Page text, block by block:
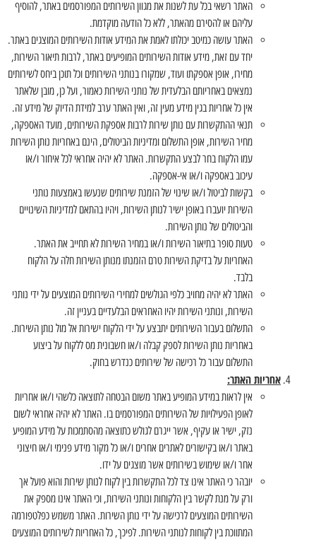
האתר רשאי בכל עת לשנות את מגוון השירותים המפורסמים באתר, להוסיף
עליהם או להסירם מהאתר, ללא כל הודעה מוקדמת.
האתר עושה כמיטב יכולתו לאמת את המידע אודות השירותים המוצגים באתר.
יחד עם זאת, מידע אודות השירותים המופיעים באתר, לרבות תיאור השירות,
מחירו, אופן אספקתו ועוד, שמקורו בנותני השירותים וכל תוכן ביחס לשירותים
נמצאים באחריותם הבלעדית של נותני השירות כאמור, ועל כן, מובן שלאתר
אין כל אחריות בגין מידע מעין זה, ואין האתר ערב למידת הדיוק של מידע זה.
תנאי ההתקשרות עם נותן שירות לרבות אספקת השירותים, מועד האספקה,
מחיר השירות, אופן התשלום ומדיניות הביטולים, הינם באחריות נותן השירות
עמו הלקוח בחר לבצע התקשרות. האתר לא יהיה אחראי לכל איחור ו/או
עיכוב באספקה ו/או אי-אספקה.
בקשות לביטול ו/או שינוי של הזמנת שירותים שנעשו באמצעות נותני
השירות יועברו באופן ישיר לנותן השירות, ויהיו בהתאם למדיניות השינויים
והביטולים של נותן השירות.
טעות סופר בתיאור השירות ו/או במחיר השירות לא תחייב את האתר.
האחריות על בדיקת השירות טרם הזמנתו מנותן השירות חלה על הלקוח
בלבד.
האתר לא יהיה מחויב כלפי הגולשים למחירי השירותים המוצעים על ידי נותני
השירות, ונותני השירות יהיו האחראים הבלעדיים בעניין זה.
התשלום בעבור השירותים יתבצע על ידי הלקוח ישירות אל מול נותן השירות.
באחריות נותן השירות לספק קבלה ו/או חשבונית מס ללקוח על ביצוע
התשלום עבור כל רכישה של שירותים כנדרש בחוק.
אחריות האתר:
אין לראות במידע המופיע באתר משום הבטחה לתוצאה כלשהי ו/או אחריות
לאופן הפעילויות של השירותים המפורסמים בו. האתר לא יהיה אחראי לשום
נזק, ישיר או עקיף, אשר ייגרם לגולש כתוצאה מהסתמכות על מידע המופיע
באתר ו/או בקישורים לאתרים אחרים ו/או כל מקור מידע פנימי ו/או חיצוני
אחר ו/או שימוש בשירותים אשר מוצגים על ידו.
יובהר כי האתר אינו צד לכל התקשרות בין לקוח לנותן שירות והוא פועל אך
ורק על מנת לקשר בין הלקוחות ונותני השירות, וכי האתר אינו מספק את
השירותים המוצעים לרכישה על ידי נותן השירות. האתר משמש כפלטפורמה
המתווכת בין לקוחות לנותני השירות. לפיכך, כל האחריות לשירותים המוצעים